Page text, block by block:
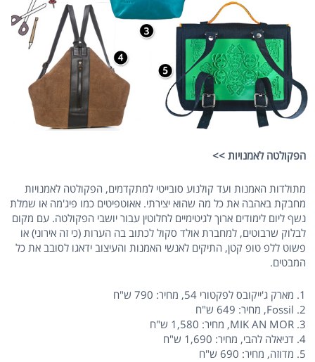
הפקולטה לאמנויות >>
מתולדות האמנות ועד קולנוע סובייטי למתקדמים, הפקולטה לאמנויות
מחבקת באהבה את כל מה שהוא יצירתי. אאוטפיטים כמו פיג'מה או שמלת
נשף ליום לימודים ארוך לגיטימיים לחלוטין עבור יושבי הפקולטה. עם מקום
לבלוק שרבוטים, למחברת אולד סקול לכתוב בה הערות (כי זה אירוני) או
פשוט ללפ טופ קטן, התיקים לאנשי האמנות והעיצוב ידאגו לסובב את כל
המבטים.
1. מארק ג'ייקובס לפקטורי 54, מחיר: 790 ש"ח
2. Fossil, מחיר: 649 ש"ח
3. MIK AN MOR, מחיר: 1,580 ש"ח
4. דניאלה להבי, מחיר: 1,690 ש"ח
5. מדוזה, מחיר: 690 ש"ח